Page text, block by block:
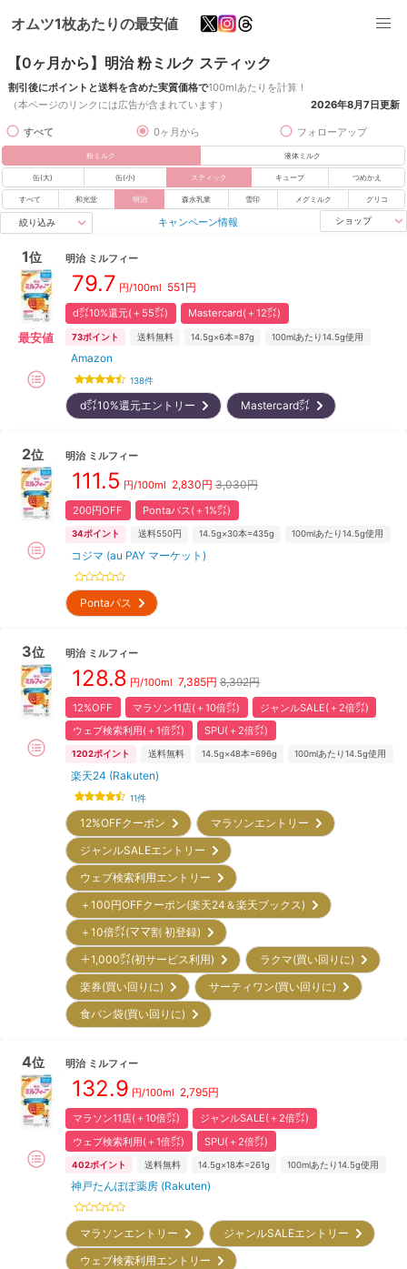
オムツ1枚あたりの最安値
【0ヶ月から】明治 粉ミルク スティック
割引後にポイントと送料を含めた実質価格で100mlあたりを計算！
（本ページのリンクには広告が含まれています）
2026年8月7日更新
すべて 0ヶ月から フォローアップ
粉ミルク 液体ミルク
缶(大) 缶(小) スティック キューブ つめかえ
すべて 和光堂 明治 森永乳業 雪印 メグミルク グリコ
絞り込み キャンペーン情報 ショップ
1位
最安値
明治 ミルフィー
79.7 円/100ml 551 円
d㌽10%還元(＋55㌽) Mastercard(＋12㌽)
73ポイント 送料無料 14.5g×6本=87g 100mlあたり14.5g使用
Amazon
138件
d㌽10%還元エントリー Mastercard㌽
2位 明治 ミルフィー
111.5 円/100ml 2,830円 3,030円
200円OFF Pontaパス(＋1%㌽)
34ポイント 送料550円 14.5g×30本=435g 100mlあたり14.5g使用
コジマ (au PAY マーケット)
Pontaパス
3位 明治 ミルフィー
128.8 円/100ml 7,385円 8,392円
12%OFF マラソン11店(＋10倍㌽)
ジャンルSALE(＋2倍㌽)
ウェブ検索利用(＋1倍㌽)
SPU(＋2倍㌽)
1202ポイント 送料無料 14.5g×48本=696g 100mlあたり14.5g使用
楽天24 (Rakuten)
11件
12%OFFクーポン
マラソンエントリー
ジャンルSALEエントリー
ウェブ検索利用エントリー
＋100円OFFクーポン(楽天24＆楽天ブックス)
＋10倍㌽(ママ割 初登録)
＋1,000㌽(初サービス利用)
ラクマ(買い回りに)
楽券(買い回りに)
サーティワン(買い回りに)
食パン袋(買い回りに)
4位 明治 ミルフィー
132.9 円/100ml 2,795円
マラソン11店(＋10倍㌽)
ジャンルSALE(＋2倍㌽)
ウェブ検索利用(＋1倍㌽)
SPU(＋2倍㌽)
402ポイント 送料無料 14.5g×18本=261g 100mlあたり14.5g使用
神戸たんぽぽ薬房 (Rakuten)
マラソンエントリー
ジャンルSALEエントリー
ウェブ検索利用エントリー